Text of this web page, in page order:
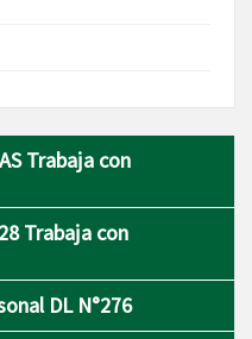
Trabaja con
Trabaja con
DL N°276